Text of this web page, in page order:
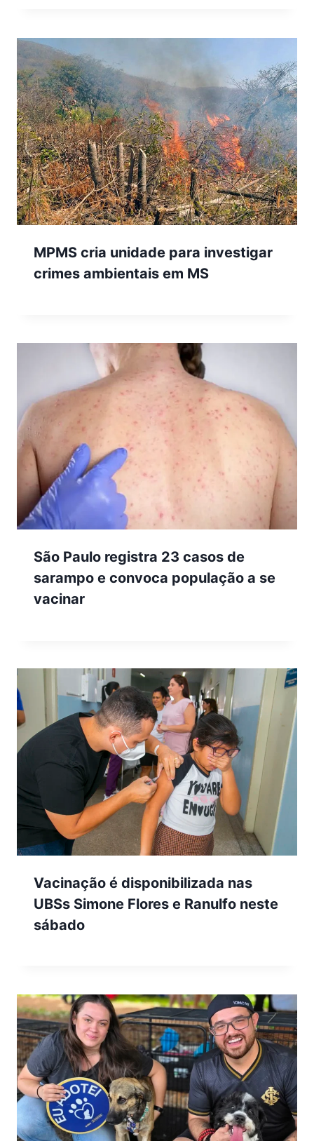
MPMS cria unidade para investigar
crimes ambientais em MS
São Paulo registra 23 casos de
sarampo e convoca população a se
vacinar
Vacinação é disponibilizada nas
UBSs Simone Flores e Ranulfo neste
sábado